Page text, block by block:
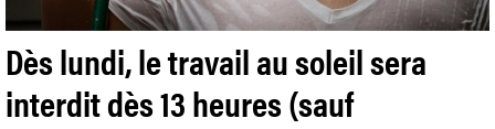
Dès lundi, le travail au soleil sera
interdit dès 13 heures (sauf